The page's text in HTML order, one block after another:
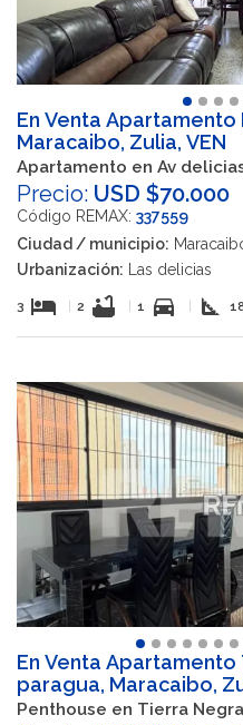
En Venta Apartamento
Maracaibo, Zulia, VEN
Apartamento en Av
Precio: USD $70.000
Código REMAX: 337559
Ciudad / municipio:
Urbanización: Las delicias
3 hotel 2 bathtub 1 directions_car square_foot
En Venta
paragua, Maracaibo,
Penthouse en Tierra Negra